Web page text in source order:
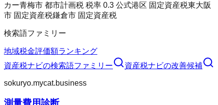
カー青梅市 都市計画税 税率 0.3 公式港区 固定資産税東大阪
市 固定資産税鎌倉市 固定資産税
検索語ファミリー
地域税金評価額ランキング
資産税ナビの検索語ファミリー 資産税ナビの改善候補
sokuryo.mycat.business
測量費用診断